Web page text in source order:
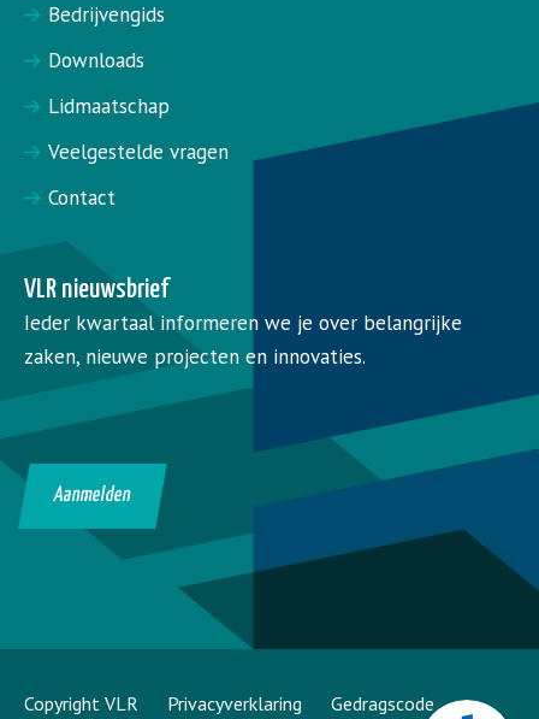
Bedrijvengids
Downloads
Lidmaatschap
Veelgestelde vragen
Contact
VLR nieuwsbrief
Ieder kwartaal informeren we je over belangrijke
zaken, nieuwe projecten en innovaties.
Aanmelden
Copyright VLR Privacyverklaring Gedragscode